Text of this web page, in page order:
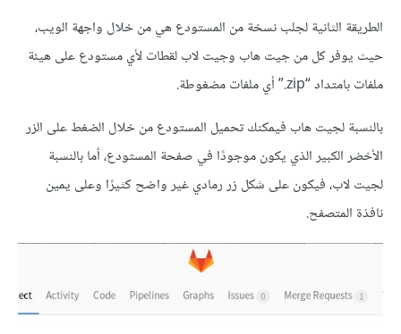
الطريقة الثانية لجلب نسخة من المستودع هي من خلال واجهة الويب،
حيث يوفر كل من جيت هاب وجيت لاب لقطات لأي مستودع على هيئة
ملفات بامتداد ‎.zip“‎” أي ملفات مضغوطة.
بالنسبة لجيت هاب فيمكنك تحميل المستودع من خلال الضغط على الزر
الأخضر الكبير الذي يكون موجودًا في صفحة المستودع، أما بالنسبة
لجيت لاب، فيكون على شكل زر رمادي غير واضح كثيرًا وعلى يمين
نافذة المتصفح.